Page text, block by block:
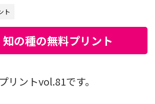
ト
の種の無料プリント
リントvol.81です。